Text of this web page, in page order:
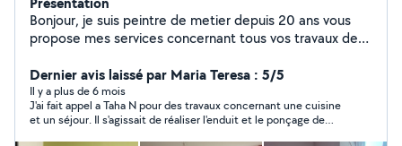
Bonjour, je suis peintre de metier depuis 20 ans vous
propose mes services concernant tous vos travaux de
enduiseur de métier.Tous les travaux de rénovation et
rafraîchissement ou habitation neuve peinture, joints au
placo, enduit lissage ratissage, tapisserie ( papier peint
et toile de verre) La qualité du travail avant tout, Travail
Dernier avis laissé par Maria Teresa : 5/5
Il y a plus de 6 mois
J'ai fait appel a Taha N pour des travaux concernant une cuisine
et un séjour. Il s'agissait de réaliser l'enduit et le ponçage de